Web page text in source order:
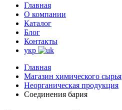
Главная
О компании
Каталог
Блог
Контакты
укр
Главная
Магазин химического сырья
Неорганическая продукция
Соединения бария